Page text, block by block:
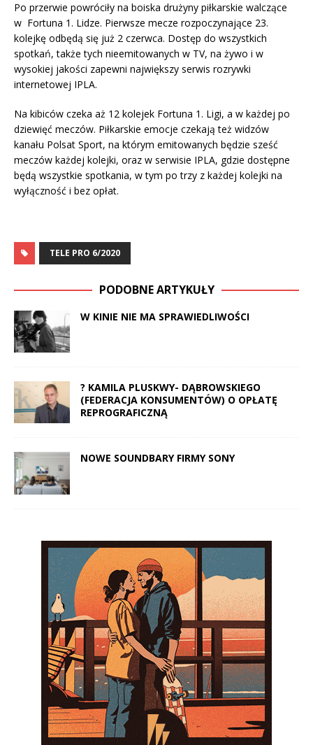
Po przerwie powróciły na boiska drużyny piłkarskie walczące
w Fortuna 1. Lidze. Pierwsze mecze rozpoczynające 23.
kolejkę odbędą się już 2 czerwca. Dostęp do wszystkich
spotkań, także tych nieemitowanych w TV, na żywo i w
wysokiej jakości zapewni największy serwis rozrywki
internetowej IPLA.
Na kibiców czeka aż 12 kolejek Fortuna 1. Ligi, a w każdej po
dziewięć meczów. Piłkarskie emocje czekają też widzów
kanału Polsat Sport, na którym emitowanych będzie sześć
meczów każdej kolejki, oraz w serwisie IPLA, gdzie dostępne
będą wszystkie spotkania, w tym po trzy z każdej kolejki na
wyłączność i bez opłat.
TELE PRO 6/2020
PODOBNE ARTYKUŁY
W KINIE NIE MA SPRAWIEDLIWOŚCI
? KAMILA PLUSKWY- DĄBROWSKIEGO
(FEDERACJA KONSUMENTÓW) O OPŁATĘ
REPROGRAFICZNĄ
NOWE SOUNDBARY FIRMY SONY